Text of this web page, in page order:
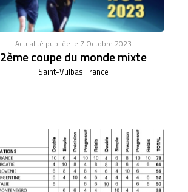
Actualité publiée le 7 Octobre 2023
2ème coupe du monde mixte
Saint-Vulbas France